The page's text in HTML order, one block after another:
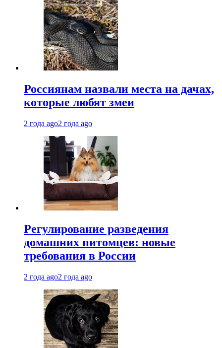
Россиянам назвали места на дачах,
которые любят змеи
2 года ago2 года ago
Регулирование разведения
домашних питомцев: новые
требования в России
2 года ago2 года ago